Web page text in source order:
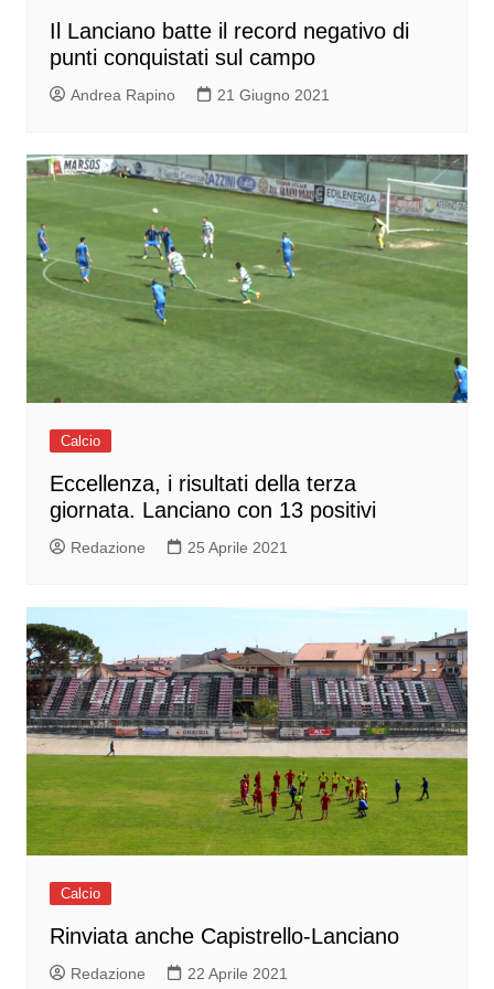
Il Lanciano batte il record negativo di
punti conquistati sul campo
Andrea Rapino 21 Giugno 2021
Calcio
Eccellenza, i risultati della terza
giornata. Lanciano con 13 positivi
Redazione 25 Aprile 2021
Calcio
Rinviata anche Capistrello-Lanciano
Redazione 22 Aprile 2021